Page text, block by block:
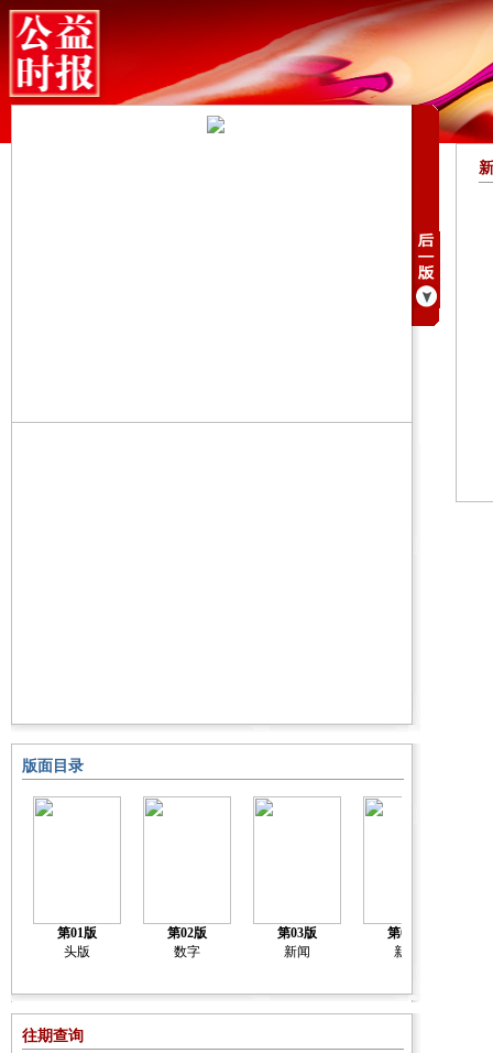
版面目录
第01版
头版
第02版
数字
第03版
新闻
第04版
新闻
往期查询